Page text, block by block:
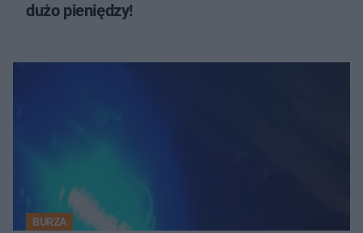
dużo pieniędzy!
BURZA